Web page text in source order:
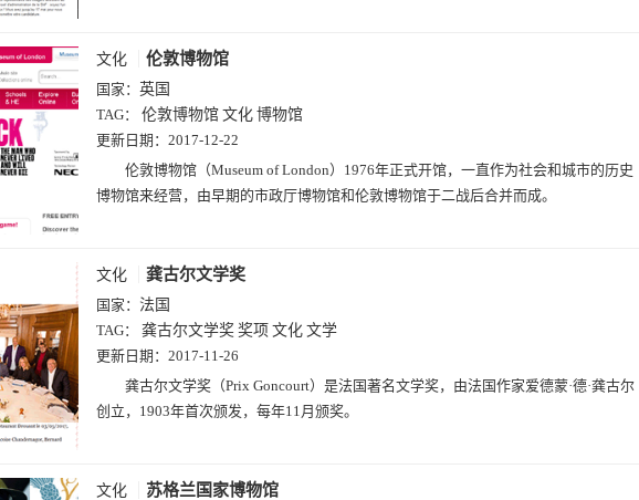
文化 伦敦博物馆
国家： 英国
TAG： 伦敦博物馆 文化 博物馆
更新日期： 2017-12-22
伦敦博物馆（Museum of London）1976年正式开馆，一直作为社会和城市的历史
博物馆来经营，由早期的市政厅博物馆和伦敦博物馆于二战后合并而成。
文化 龚古尔文学奖
国家： 法国
TAG： 龚古尔文学奖 奖项 文化 文学
更新日期： 2017-11-26
龚古尔文学奖（Prix Goncourt）是法国著名文学奖，由法国作家爱德蒙·德·龚古尔
创立，1903年首次颁发，每年11月颁奖。
文化 苏格兰国家博物馆